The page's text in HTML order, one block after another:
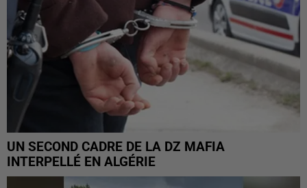
UN SECOND CADRE DE LA DZ MAFIA
INTERPELLÉ EN ALGÉRIE